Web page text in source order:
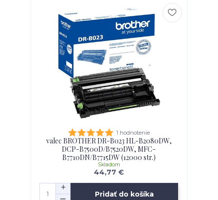
1 hodnotenie
valec BROTHER DR-B023 HL-B2080DW,
DCP-B7500D/B7520DW, MFC-
B7710DN/B7715DW (12000 str.)
44,77 €
Skladom
Pridať do košíka